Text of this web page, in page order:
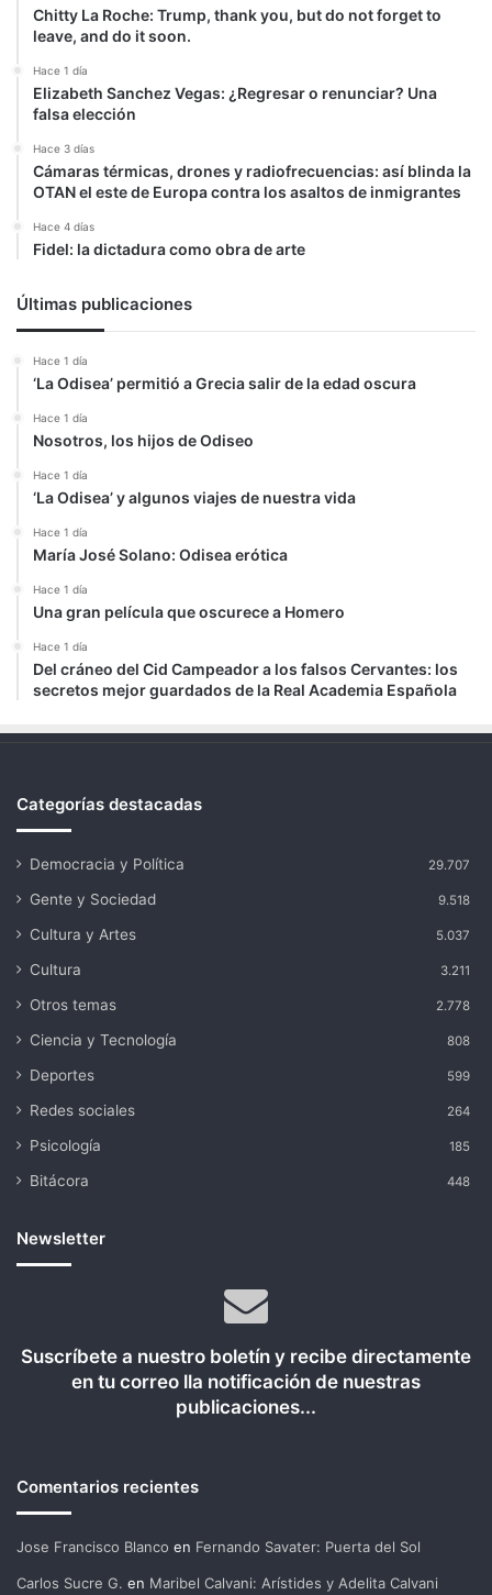
Chitty La Roche: Trump, thank you, but do not forget to
leave, and do it soon.
Hace 1 día
Elizabeth Sanchez Vegas: ¿Regresar o renunciar? Una
falsa elección
Hace 3 días
Cámaras térmicas, drones y radiofrecuencias: así blinda la
OTAN el este de Europa contra los asaltos de inmigrantes
Hace 4 días
Fidel: la dictadura como obra de arte
Últimas publicaciones
Hace 1 día
‘La Odisea’ permitió a Grecia salir de la edad oscura
Hace 1 día
Nosotros, los hijos de Odiseo
Hace 1 día
‘La Odisea’ y algunos viajes de nuestra vida
Hace 1 día
María José Solano: Odisea erótica
Hace 1 día
Una gran película que oscurece a Homero
Hace 1 día
Del cráneo del Cid Campeador a los falsos Cervantes: los
secretos mejor guardados de la Real Academia Española
Categorías destacadas
Democracia y Política 29.707
Gente y Sociedad 9.518
Cultura y Artes 5.037
Cultura 3.211
Otros temas 2.778
Ciencia y Tecnología 808
Deportes 599
Redes sociales 264
Psicología 185
Bitácora 448
Newsletter
Suscríbete a nuestro boletín y recibe directamente
en tu correo lla notificación de nuestras
publicaciones...
Comentarios recientes
Jose Francisco Blanco en Fernando Savater: Puerta del Sol
Carlos Sucre G. en Maribel Calvani: Arístides y Adelita Calvani